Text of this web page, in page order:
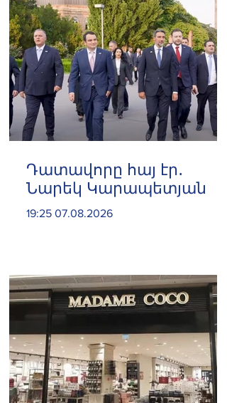
Դատավորը հայ էր․
Նարեկ Կարապետյան
19:25 07.08.2026